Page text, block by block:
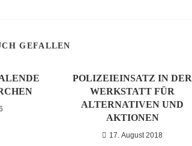
GEFALLEN
POLIZEIEINSATZ IN DER
WERKSTATT FÜR
ALTERNATIVEN UND
AKTIONEN
17. August 2018